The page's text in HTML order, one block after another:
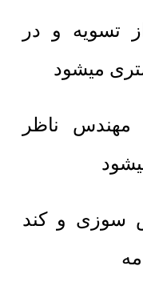
تسویه و در
میشود
مهندس ناظر
سوزی و کند